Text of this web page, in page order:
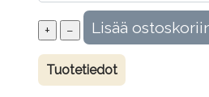
Tuotetiedot